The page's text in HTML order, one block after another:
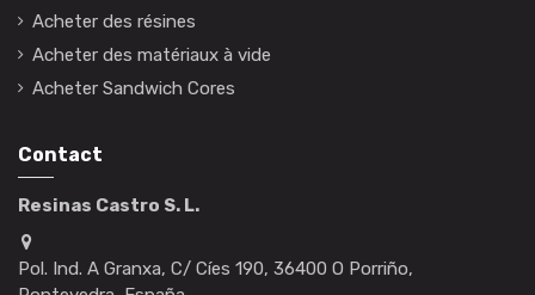
Acheter des résines
Acheter des matériaux à vide
Acheter Sandwich Cores
Contact
Resinas Castro S. L.
Pol. Ind. A Granxa, C/ Cíes 190, 36400 O Porriño,